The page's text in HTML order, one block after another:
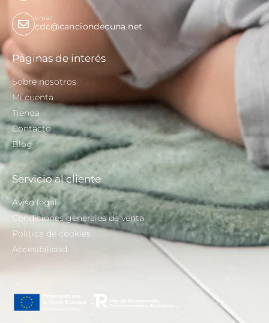
Email
cdc@canciondecuna.net
Páginas de interés
Sobre nosotros
Mi cuenta
Tienda
Contacto
Blog
Servicio al cliente
Aviso legal
Condiciones generales de venta
Política de cookies
Accesibilidad